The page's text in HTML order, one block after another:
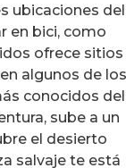
ubicaciones del
en bici, como
ofrece sitios
algunos de los
conocidos del
sube a un
el desierto
salvaje te está